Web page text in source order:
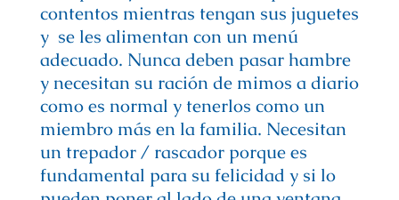
contentos mientras tengan sus juguetes
y se les alimentan con un menú
adecuado. Nunca deben pasar hambre
y necesitan su ración de mimos a diario
como es normal y tenerlos como un
miembro más en la familia. Necesitan
un trepador / rascador porque es
fundamental para su felicidad y si lo